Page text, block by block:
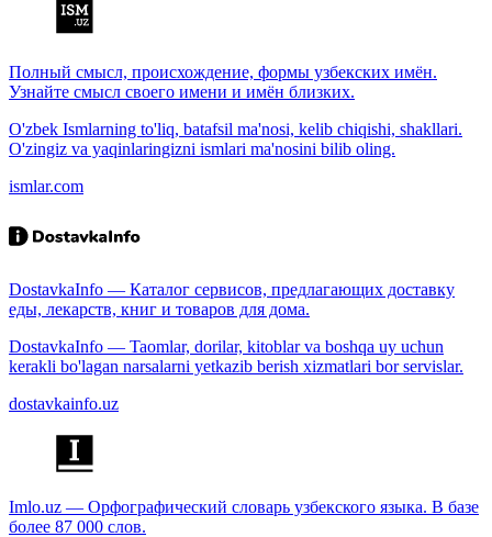
Полный смысл, происхождение, формы узбекских имён.
Узнайте смысл своего имени и имён близких.
O'zbek Ismlarning to'liq, batafsil ma'nosi, kelib chiqishi, shakllari.
O'zingiz va yaqinlaringizni ismlari ma'nosini bilib oling.
ismlar.com
DostavkaInfo — Каталог сервисов, предлагающих доставку
еды, лекарств, книг и товаров для дома.
DostavkaInfo — Taomlar, dorilar, kitoblar va boshqa uy uchun
kerakli bo'lagan narsalarni yetkazib berish xizmatlari bor servislar.
dostavkainfo.uz
Imlo.uz — Орфографический словарь узбекского языка. В базе
более 87 000 слов.